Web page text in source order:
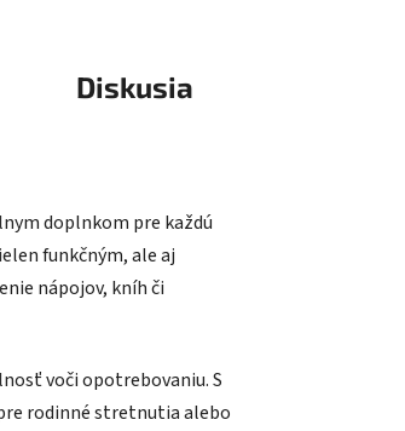
Diskusia
doplnkom pre každú
funkčným, ale aj
nápojov, kníh či
voči opotrebovaniu. S
rodinné stretnutia alebo